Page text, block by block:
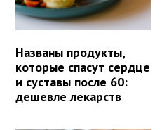
Названы продукты,
которые спасут сердце
и суставы после 60:
дешевле лекарств